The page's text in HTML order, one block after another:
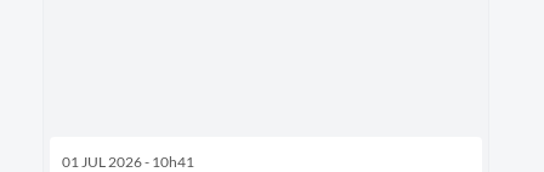
01 JUL 2026 - 10h41